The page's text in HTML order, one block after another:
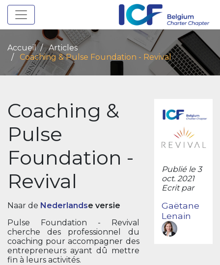
Toggle navigation
Accueil
Articles
Coaching & Pulse Foundation - Revival
Coaching &
Pulse
Foundation -
Revival
Naar de Nederlandse versie
Pulse Foundation - Revival
cherche des professionnel du
coaching pour accompagner des
entrepreneurs ayant dû mettre
fin à leurs activités.
Publié le 3
oct. 2021
Ecrit par
Gaëtane
Lenain